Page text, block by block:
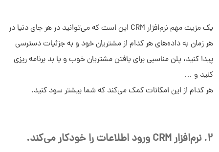
یک مزیت مهم نرم‌افزار CRM این است که می‌توانید در هر جای دنیا در
هر زمان به داده‌های هر کدام از مشتریان خود و به جزئیات دسترسی
پیدا کنید، پلن مناسبی برای یافتن مشتریان خوب و یا بد برنامه ریزی
کنید و …
هر کدام از این امکانات کمک می‌کند که شما بیشتر سود کنید.
2. نرم‌افزار CRM ورود اطلاعات را خودکار می‌کند.